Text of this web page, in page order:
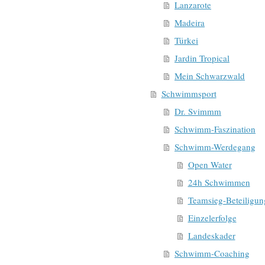
Lanzarote
Madeira
Türkei
Jardin Tropical
Mein Schwarzwald
Schwimmsport
Dr. Svimmm
Schwimm-Faszination
Schwimm-Werdegang
Open Water
24h Schwimmen
Teamsieg-
Einzelerfolge
Landeskader
Schwimm-Coaching